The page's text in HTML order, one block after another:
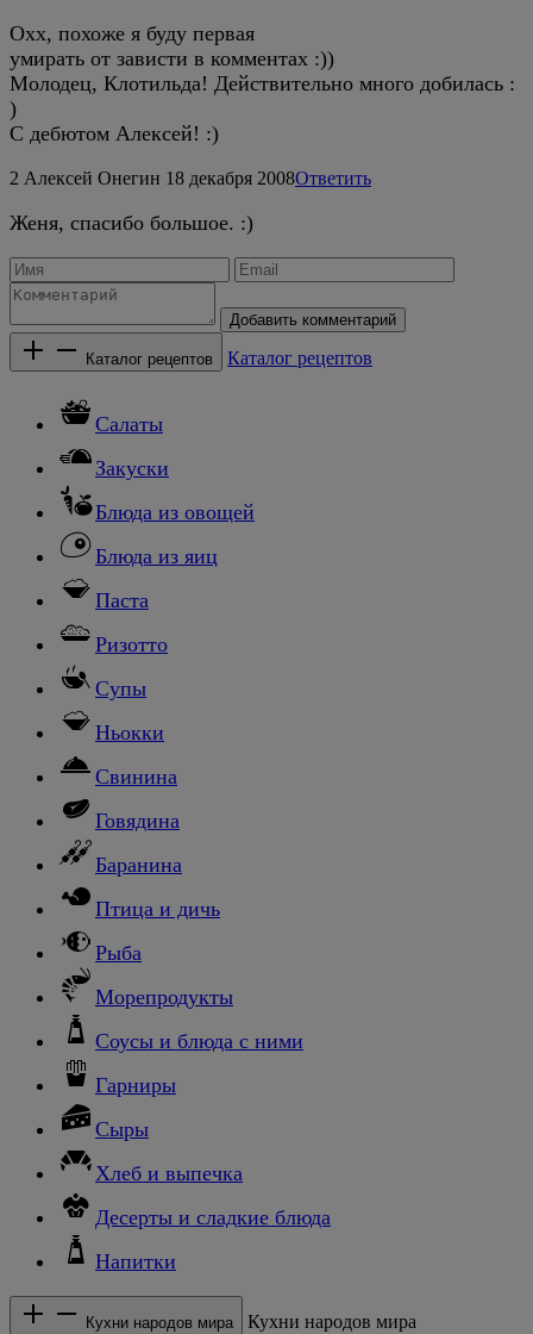
Охх, похоже я буду первая
умирать от зависти в комментах :))
Молодец, Клотильда! Действительно много добилась :
)
С дебютом Алексей! :)
2 Алексей Онегин 18 декабря 2008Ответить
Женя, спасибо большое. :)
Добавить комментарий
Каталог рецептов Каталог рецептов
Салаты
Закуски
Блюда из овощей
Блюда из яиц
Паста
Ризотто
Супы
Ньокки
Свинина
Говядина
Баранина
Птица и дичь
Рыба
Морепродукты
Соусы и блюда с ними
Гарниры
Сыры
Хлеб и выпечка
Десерты и сладкие блюда
Напитки
Кухни народов мира Кухни народов мира